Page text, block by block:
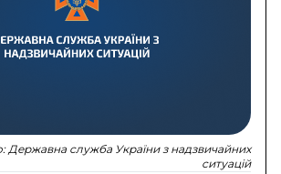
Державна служба України з надзвичайних
ситуацій